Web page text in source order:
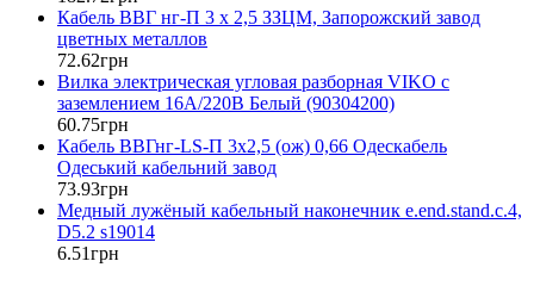
Кабель ВВГ нг-П 3 х 2,5 ЗЗЦМ, Запорожский завод
цветных металлов
72.62грн
Вилка электрическая угловая разборная VIKO с
заземлением 16А/220В Белый (90304200)
60.75грн
Кабель ВВГнг-LS-П 3х2,5 (ож) 0,66 Одескабель
Одеський кабельний завод
73.93грн
Медный лужёный кабельный наконечник e.end.stand.c.4,
D5.2 s19014
6.51грн